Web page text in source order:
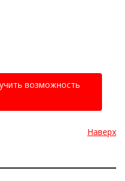
возможность
Наверх